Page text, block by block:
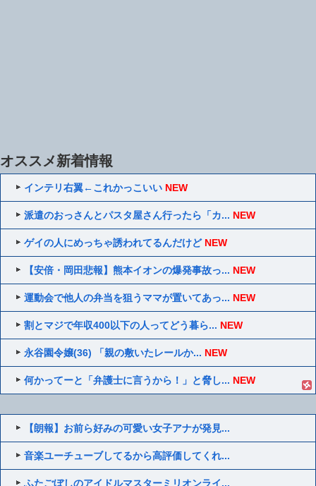
オススメ新着情報
インテリ右翼←これかっこいい NEW
派遣のおっさんとパスタ屋さん行ったら「カ... NEW
ゲイの人にめっちゃ誘われてるんだけど NEW
【安倍・岡田悲報】熊本イオンの爆発事故っ... NEW
運動会で他人の弁当を狙うママが置いてあっ... NEW
割とマジで年収400以下の人ってどう暮ら... NEW
永谷園令嬢(36) 「親の敷いたレールか... NEW
何かってーと「弁護士に言うから！」と脅し... NEW
【朗報】お前ら好みの可愛い女子アナが発見...
音楽ユーチューブしてるから高評価してくれ...
ふたごぼしのアイドルマスターミリオンライ...